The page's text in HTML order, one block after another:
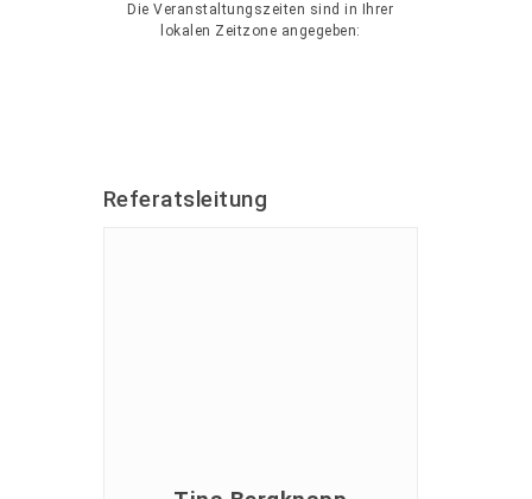
Die Veranstaltungszeiten sind in Ihrer
lokalen Zeitzone angegeben:
Referatsleitung